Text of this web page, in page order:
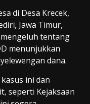
di Desa Krecek,
Jawa Timur,
tentang
menunjukkan
dana.
ini dan
seperti Kejaksaan